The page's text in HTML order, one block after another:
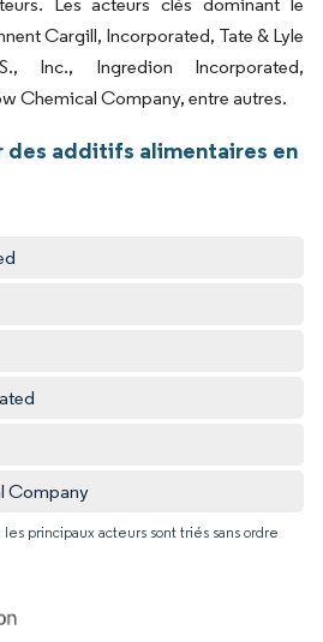
Cargill, Incorporated, Tate & Lyle
Inc., Ingredion Incorporated,
Chemical Company, entre autres.
des additifs alimentaires en
Company
principaux acteurs sont triés sans ordre